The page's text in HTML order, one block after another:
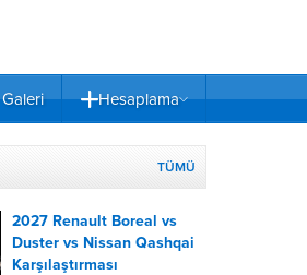
Hesaplama
TÜMÜ
2027 Renault Boreal vs
Duster vs Nissan Qashqai
Karşılaştırması